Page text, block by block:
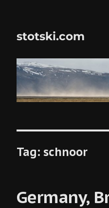
stotski.com
Tag: schnoor
Germany,